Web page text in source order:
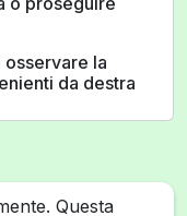
la
da destra
Questa